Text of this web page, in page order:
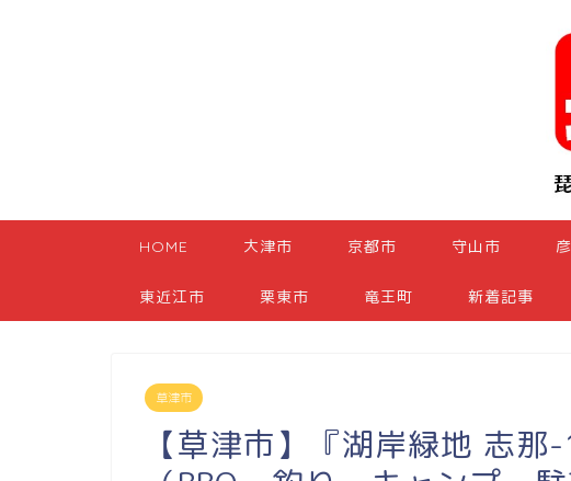
HOME 大津市 京都市 守山市
東近江市 栗東市 竜王町 新着記事
草津市
【草津市】『湖岸緑地 志